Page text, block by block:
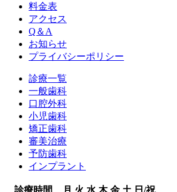
料金表
アクセス
Q＆A
お知らせ
プライバシーポリシー
診療一覧
一般歯科
口腔外科
小児歯科
矯正歯科
審美治療
予防歯科
インプラント